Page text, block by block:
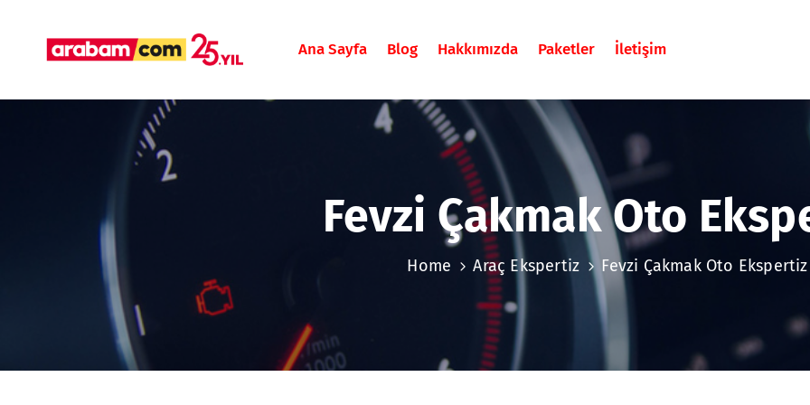
Ana Sayfa Blog Hakkımızda Paketler İletişim
Fevzi Çakmak Oto
Home Araç Ekspertiz Fevzi Çakmak Oto Ekspertiz